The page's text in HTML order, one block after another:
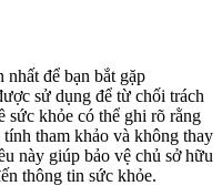
để bạn bắt gặp
sử dụng để từ chối trách
khỏe có thể ghi rõ rằng
tham khảo và không thay
này giúp bảo vệ chủ sở hữu
thông tin sức khỏe.